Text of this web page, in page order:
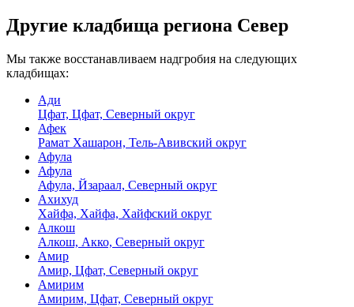
Другие кладбища региона Север
Мы также восстанавливаем надгробия на следующих
кладбищах:
Ади
Цфат, Цфат, Северный округ
Афек
Рамат Хашарон, Тель-Авивский округ
Афула
Афула
Афула, Йзараал, Северный округ
Ахихуд
Хайфа, Хайфа, Хайфский округ
Алкош
Алкош, Акко, Северный округ
Амир
Амир, Цфат, Северный округ
Амирим
Амирим, Цфат, Северный округ